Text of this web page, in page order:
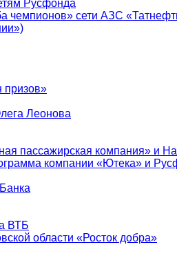
Русфонда
чемпионов» сети АЗС
призов»
Леонова
пассажирская компания» и
компании «Ютека» и
ВТБ
области «Росток добра»